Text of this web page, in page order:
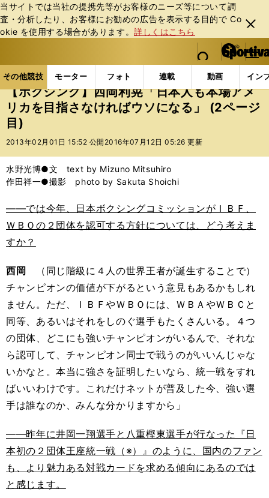
当サイトでは当社の提携先等がお客様のニーズ等について調
査・分析したり、お客様にお勧めの広告を表⽰する⽬的で Co
okie を使⽤する場合があります。詳しくはこちら
閉じ
る
web Sportiva (webスポルティーバ)
検索
マイペ
ー
ジ
メニュ
その他競技 モーター フォト 連載 動画 イン
ス
ポ
ル
テ
ー
バ
その他競技の記事一覧 格闘技 ボクシング 【ボ
【ボクシング】西岡利晃「日本人も本場アメ
リカを目指さなければウソになる」 (2ページ
目)
2013年02月01日 15:52 公開 2016年07月12日 05:26 更新
水野光博●文 text by Mizuno Mitsuhiro
作田祥一●撮影 photo by Sakuta Shoichi
――では今年、日本ボクシングコミッションがＩＢＦ、
ＷＢＯの２団体を認可する方針については、どう考えま
すか？
西岡
（同じ階級に４人の世界王者が誕生することで）
チャンピオンの価値が下がるという意見もあるかもしれ
ません。ただ、ＩＢＦやＷＢＯには、ＷＢＡやＷＢＣと
同等、あるいはそれをしのぐ選手もたくさんいる。４つ
の団体、どこにも強いチャンピオンがいるんで、それな
ら認可して、チャンピオン同士で戦うのがいいんじゃな
いかなと。本当に強さを証明したいなら、統一戦をすれ
ばいいわけです。これだけネットが普及した今、強い選
手は誰なのか、みんな分かりますから」
――昨年に井岡一翔選手と八重樫東選手が行なった『日
本初の２団体王座統一戦（※）』のように、国内のファン
も、より魅力ある対戦カードを求める傾向にあるのでは
と感じます。